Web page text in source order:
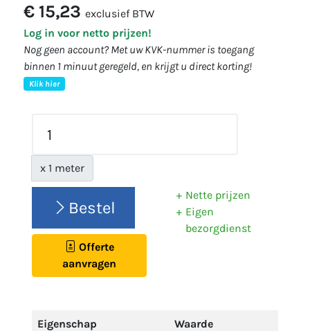
€ 15,23 exclusief BTW
Log in voor netto prijzen!
Nog geen account? Met uw KVK-nummer is toegang
binnen 1 minuut geregeld, en krijgt u direct korting!
Klik hier
x 1 meter
Bestel
Offerte
aanvragen
Nette prijzen
Eigen
bezorgdienst
Eigenschap Waarde